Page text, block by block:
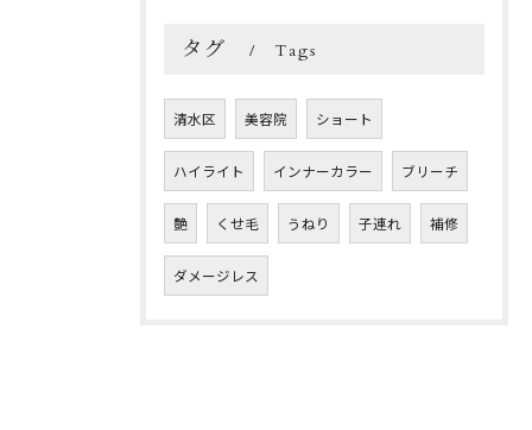
タグ Tags
清水区 美容院 ショート
ハイライト インナーカラー ブリーチ
艶 くせ毛 うねり 子連れ 補修
ダメージレス